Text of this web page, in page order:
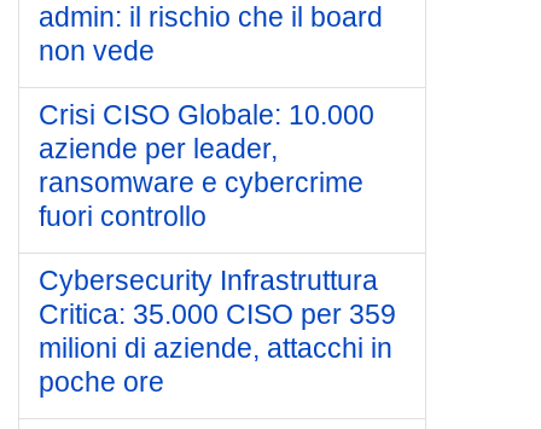
admin: il rischio che il board
non vede
Crisi CISO Globale: 10.000
aziende per leader,
ransomware e cybercrime
fuori controllo
Cybersecurity Infrastruttura
Critica: 35.000 CISO per 359
milioni di aziende, attacchi in
poche ore